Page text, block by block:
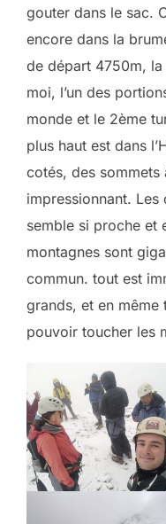
gouter dans le sac.
encore dans la
de départ 4750m, la
moi, l’un des
monde et le 2ème
plus haut est dans
cotés, des sommets
impressionnant.
semble si proche et
montagnes sont
commun. tout est
grands, et en même
pouvoir toucher les